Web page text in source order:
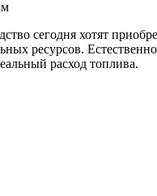
сегодня хотят
ресурсов.
расход топлива.